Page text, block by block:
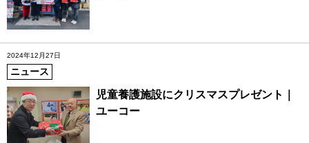
2024年12月27日
ニュース
児童養護施設にクリスマスプレゼント｜
ユーコー